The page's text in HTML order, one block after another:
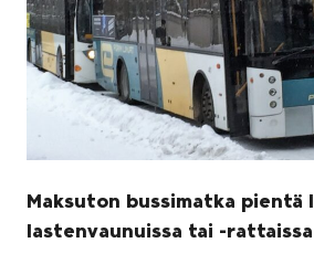
Maksuton bussimatka pientä
lastenvaunuissa tai -